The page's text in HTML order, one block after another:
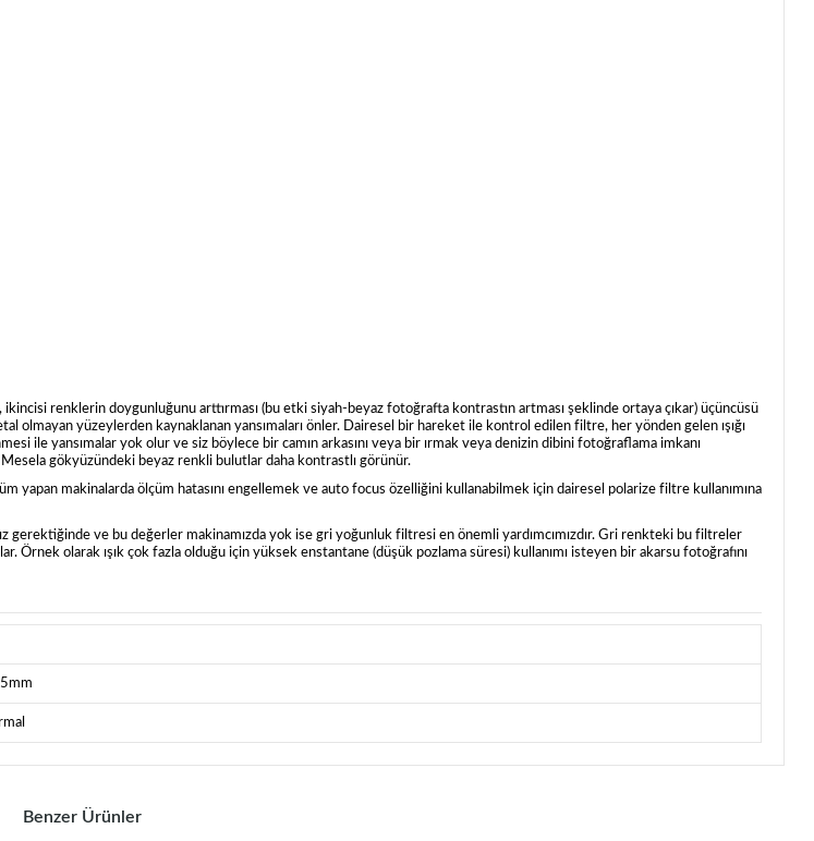
renklerin doygunluğunu arttırması (bu etki siyah-beyaz fotoğrafta kontrastın artması şeklinde ortaya çıkar) üçüncüsü
olmayan yüzeylerden kaynaklanan yansımaları önler. Dairesel bir hareket ile kontrol edilen filtre, her yönden gelen ışığı
ile yansımalar yok olur ve siz böylece bir camın arkasını veya bir ırmak veya denizin dibini fotoğraflama imkanı
gökyüzündeki beyaz renkli bulutlar daha kontrastlı görünür.
makinalarda ölçüm hatasını engellemek ve auto focus özelliğini kullanabilmek için dairesel polarize filtre kullanımına
gerektiğinde ve bu değerler makinamızda yok ise gri yoğunluk filtresi en önemli yardımcımızdır. Gri renkteki bu filtreler
olarak ışık çok fazla olduğu için yüksek enstantane (düşük pozlama süresi) kullanımı isteyen bir akarsu fotoğrafını
Benzer Ürünler